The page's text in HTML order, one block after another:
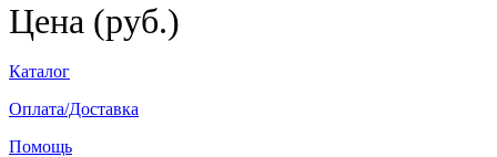
Цена (руб.)
Каталог
Оплата/Доставка
Помощь